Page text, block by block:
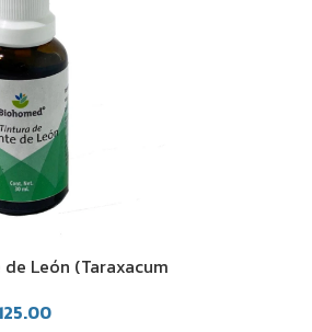
León (Taraxacum